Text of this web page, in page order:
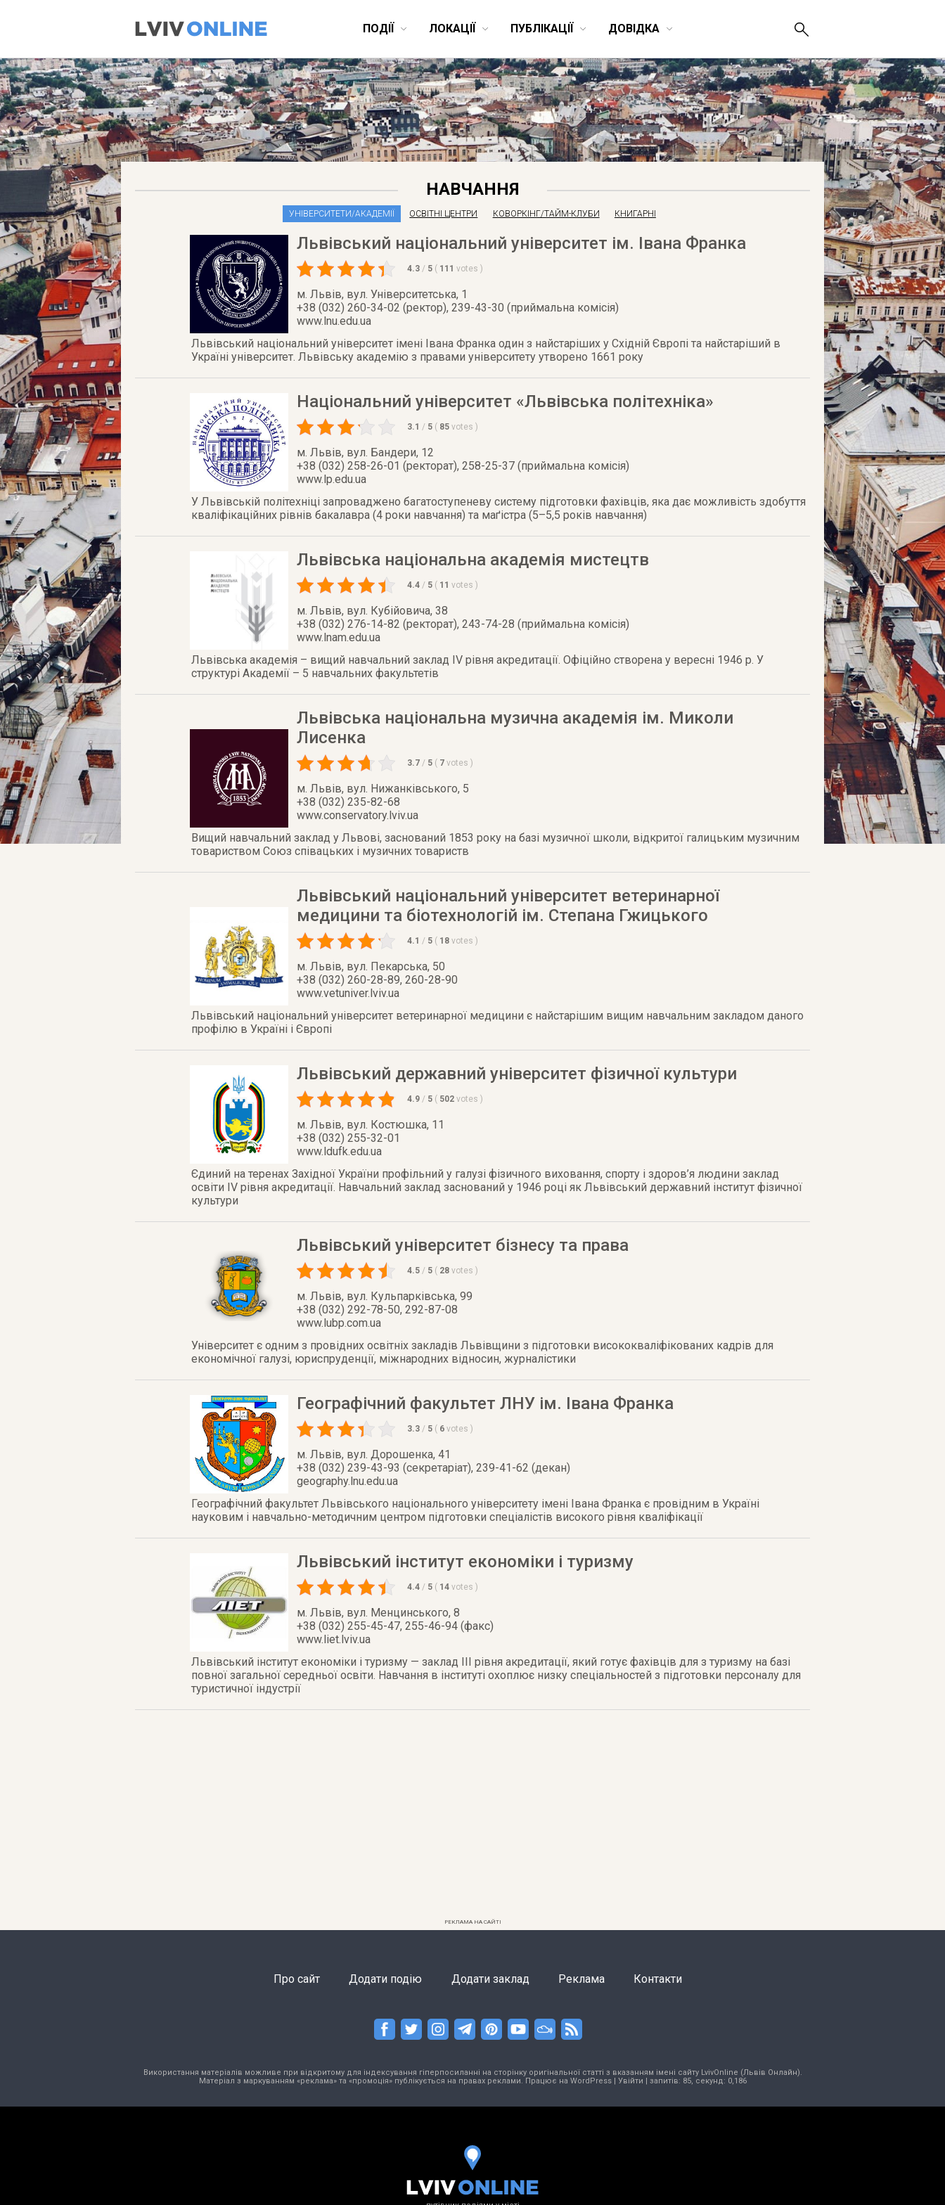
ПОДІЇ ЛОКАЦІЇ ПУБЛІКАЦІЇ ДОВІДКА
НАВЧАННЯ
УНІВЕРСИТЕТИ/АКАДЕМІЇ ОСВІТНІ ЦЕНТРИ КОВОРКІНГ/ТАЙМ-КЛУБИ КНИГАРНІ
Львівський національний університет ім. Івана Франка
4.3 / 5 ( 111 votes )
м. Львів, вул. Університетська, 1
+38 (032) 260-34-02 (ректор), 239-43-30 (приймальна комісія)
www.lnu.edu.ua
Львівський національний університет імені Івана Франка один з найстаріших у Східній Європі та найстаріший в
Україні університет. Львівську академію з правами університету утворено 1661 року
Національний університет «Львівська політехніка»
3.1 / 5 ( 85 votes )
м. Львів, вул. Бандери, 12
+38 (032) 258-26-01 (ректорат), 258-25-37 (приймальна комісія)
www.lp.edu.ua
У Львівській політехніці запроваджено багатоступеневу систему підготовки фахівців, яка дає можливість здобуття
кваліфікаційних рівнів бакалавра (4 роки навчання) та маґістра (5–5,5 років навчання)
Львівська національна академія мистецтв
4.4 / 5 ( 11 votes )
м. Львів, вул. Кубійовича, 38
+38 (032) 276-14-82 (ректорат), 243-74-28 (приймальна комісія)
www.lnam.edu.ua
Львівська академія – вищий навчальний заклад ІV рівня акредитації. Офіційно створена у вересні 1946 р. У
структурі Академії – 5 навчальних факультетів
Львівська національна музична академія ім. Миколи
Лисенка
3.7 / 5 ( 7 votes )
м. Львів, вул. Нижанківського, 5
+38 (032) 235-82-68
www.conservatory.lviv.ua
Вищий навчальний заклад у Львові, заснований 1853 року на базі музичної школи, відкритої галицьким музичним
товариством Союз співацьких і музичних товариств
Львівський національний університет ветеринарної
медицини та біотехнологій ім. Степана Гжицького
4.1 / 5 ( 18 votes )
м. Львів, вул. Пекарська, 50
+38 (032) 260-28-89, 260-28-90
www.vetuniver.lviv.ua
Львівський національний університет ветеринарної медицини є найстарішим вищим навчальним закладом даного
профілю в Україні і Європі
Львівський державний університет фізичної культури
4.9 / 5 ( 502 votes )
м. Львів, вул. Костюшка, 11
+38 (032) 255-32-01
www.ldufk.edu.ua
Єдиний на теренах Західної України профільний у галузі фізичного виховання, спорту і здоров’я людини заклад
освіти ІV рівня акредитації. Навчальний заклад заснований у 1946 році як Львівський державний інститут фізичної
культури
Львівський університет бізнесу та права
4.5 / 5 ( 28 votes )
м. Львів, вул. Кульпарківська, 99
+38 (032) 292-78-50, 292-87-08
www.lubp.com.ua
Університет є одним з провідних освітніх закладів Львівщини з підготовки висококваліфікованих кадрів для
економічної галузі, юриспруденції, міжнародних відносин, журналістики
Географічний факультет ЛНУ ім. Івана Франка
3.3 / 5 ( 6 votes )
м. Львів, вул. Дорошенка, 41
+38 (032) 239-43-93 (секретаріат), 239-41-62 (декан)
geography.lnu.edu.ua
Географічний факультет Львівського національного університету імені Івана Франка є провідним в Україні
науковим і навчально-методичним центром підготовки спеціалістів високого рівня кваліфікації
Львівський інститут економіки і туризму
4.4 / 5 ( 14 votes )
м. Львів, вул. Менцинського, 8
+38 (032) 255-45-47, 255-46-94 (факс)
www.liet.lviv.ua
Львівський інститут економіки і туризму — заклад ІІІ рівня акредитації, який готує фахівців для з туризму на базі
повної загальної середньої освіти. Навчання в інституті охоплює низку спеціальностей з підготовки персоналу для
туристичної індустрії
РЕКЛАМА НА САЙТІ
Про сайт Додати подію Додати заклад Реклама Контакти
Використання матеріалів можливе при відкритому для індексування гіперпосиланні на сторінку оригінальної статті з вказанням імені сайту LvivOnline (Львів Онлайн).
Матеріал з маркуванням «реклама» та «промоція» публікується на правах реклами. Працює на WordPress| Увійти | запитів: 85, секунд: 0,186